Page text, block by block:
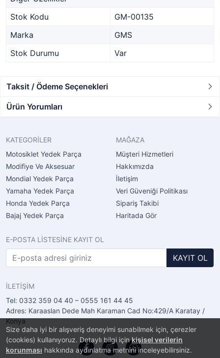
Size daha iyi bir alışveriş deneyimi sunabilmek için, çerezler
(cookies) kullanıyoruz. Detaylı bilgi içinkişisel verilerin
korunması hakkında aydınlatma metnini inceleyebilirsiniz.
Stok Kodu
GM-00135
Marka
GMS
Stok Durumu
Var
Taksit / Ödeme Seçenekleri
Ürün Yorumları
KATEGORİLER
Motosiklet Yedek Parça
Modifiye Ve Aksesuar
Mondial Yedek Parça
Yamaha Yedek Parça
Honda Yedek Parça
Bajaj Yedek Parça
MAĞAZA
Müşteri Hizmetleri
Hakkımızda
İletişim
Veri Güveniği Politikası
Sipariş Takibi
Haritada Gör
E-POSTA LİSTESİNE KAYIT OL
KAYIT OL
İLETİŞİM
Tel: 0332 359 04 40 – 0555 161 44 45
Adres: Karaaslan Dede Mah Karaman Cad No:429/A Karatay /
Konya